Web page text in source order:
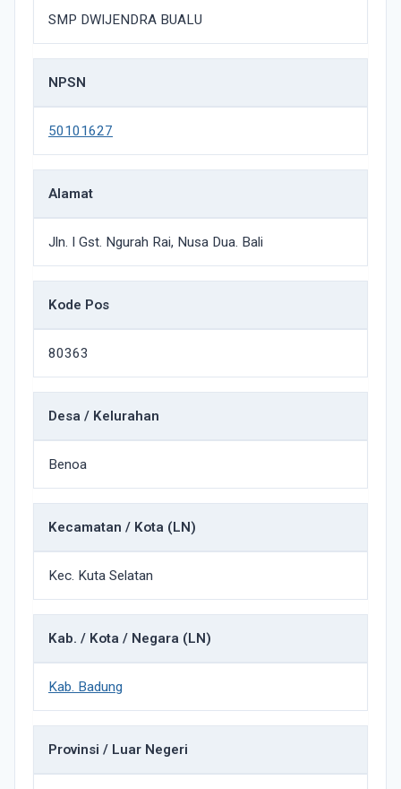
SMP DWIJENDRA BUALU
NPSN
50101627
Alamat
Jln. I Gst. Ngurah Rai, Nusa Dua. Bali
Kode Pos
80363
Desa / Kelurahan
Benoa
Kecamatan / Kota (LN)
Kec. Kuta Selatan
Kab. / Kota / Negara (LN)
Kab. Badung
Provinsi / Luar Negeri